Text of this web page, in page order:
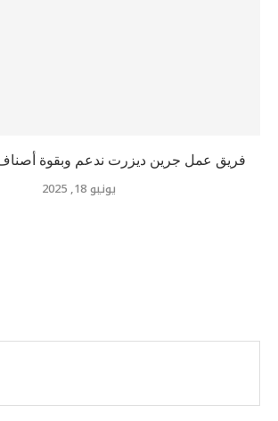
فريق عمل جرين ديزرت ندعم وبقوة
يونيو 18, 2025